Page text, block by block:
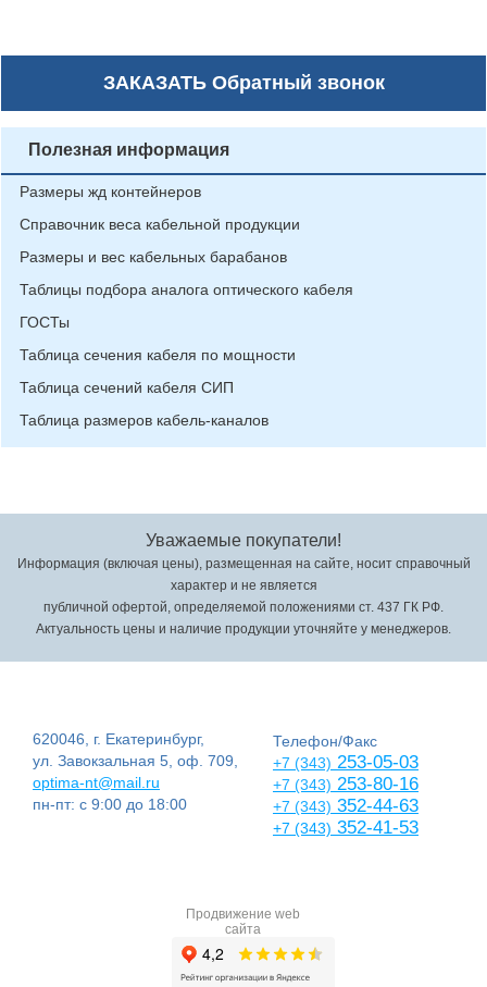
ЗАКАЗАТЬОбратный звонок
Полезная информация
Размеры жд контейнеров
Справочник веса кабельной продукции
Размеры и вес кабельных барабанов
Таблицы подбора аналога оптического кабеля
ГОСТы
Таблица сечения кабеля по мощности
Таблица сечений кабеля СИП
Таблица размеров кабель-каналов
Уважаемые покупатели!
Информация (включая цены), размещенная на сайте, носит справочный
характер и не является
публичной офертой, определяемой положениями ст. 437 ГК РФ.
Актуальность цены и наличие продукции уточняйте у менеджеров.
620046, г. Екатеринбург,
ул. Завокзальная 5, оф. 709,
optima-nt@mail.ru
пн-пт: с 9:00 до 18:00
Телефон/Факс
+7 (343) 253-05-03
+7 (343) 253-80-16
+7 (343) 352-44-63
+7 (343) 352-41-53
Продвижение web
сайта